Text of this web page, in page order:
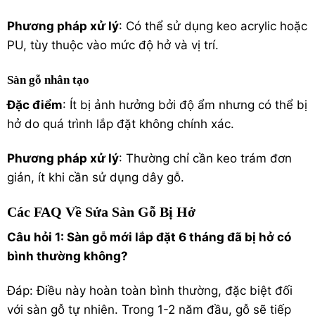
Phương pháp xử lý: Có thể sử dụng keo acrylic hoặc
PU, tùy thuộc vào mức độ hở và vị trí.
Sàn gỗ nhân tạo
Đặc điểm: Ít bị ảnh hưởng bởi độ ẩm nhưng có thể bị
hở do quá trình lắp đặt không chính xác.
Phương pháp xử lý: Thường chỉ cần keo trám đơn
giản, ít khi cần sử dụng dây gỗ.
Các FAQ Về Sửa Sàn Gỗ Bị Hở
Câu hỏi 1: Sàn gỗ mới lắp đặt 6 tháng đã bị hở có
bình thường không?
Đáp: Điều này hoàn toàn bình thường, đặc biệt đối
với sàn gỗ tự nhiên. Trong 1-2 năm đầu, gỗ sẽ tiếp